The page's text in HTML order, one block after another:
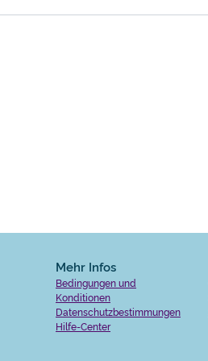
Mehr Infos
Bedingungen und
Konditionen
Datenschutzbestimmungen
Hilfe-Center